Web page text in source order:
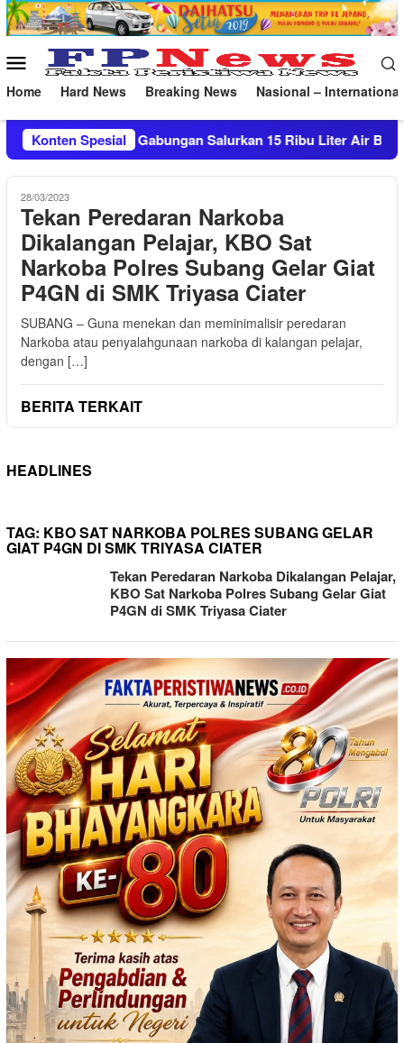
Loncat
ke
Menu
Mobile
Home Hard News Breaking News Nasional – International
Konten Spesial
Salurkan 15 Ribu Liter Air Bersih ke Pasekan
28/03/2023
Tekan Peredaran Narkoba
Dikalangan Pelajar, KBO Sat
Narkoba Polres Subang Gelar Giat
P4GN di SMK Triyasa Ciater
SUBANG – Guna menekan dan meminimalisir peredaran
Narkoba atau penyalahgunaan narkoba di kalangan pelajar,
dengan […]
BERITA TERKAIT
HEADLINES
TAG: KBO SAT NARKOBA POLRES SUBANG GELAR
GIAT P4GN DI SMK TRIYASA CIATER
Tekan Peredaran Narkoba Dikalangan Pelajar,
KBO Sat Narkoba Polres Subang Gelar Giat
P4GN di SMK Triyasa Ciater